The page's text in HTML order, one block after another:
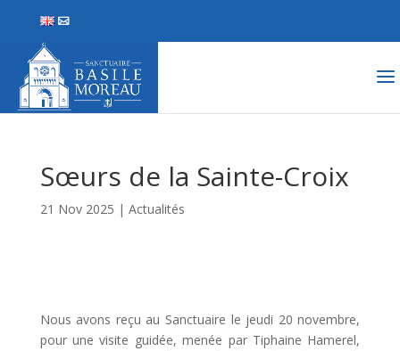
Sœurs de la Sainte-Croix
21 Nov 2025 | Actualités
Nous avons reçu au Sanctuaire le jeudi 20 novembre,
pour une visite guidée, menée par Tiphaine Hamerel,